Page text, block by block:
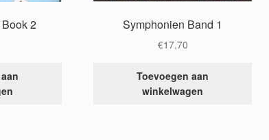
2 Symphonien Band 1
€17,70
Toevoegen aan
winkelwagen